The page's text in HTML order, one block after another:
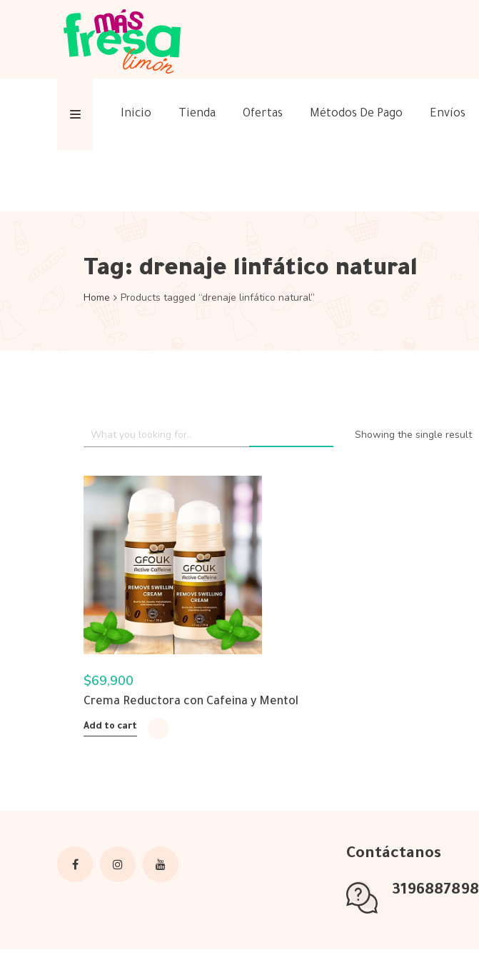
Inicio Tienda Ofertas Métodos De Pago Envíos
Tag: drenaje linfático natural
Home Products tagged “drenaje linfático natural”
Showing the single result
$69,900
Crema Reductora con Cafeina y Mentol
Add to cart
Contáctanos
3196887898